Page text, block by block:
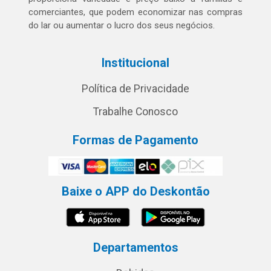
comerciantes, que podem economizar nas compras
do lar ou aumentar o lucro dos seus negócios.
Institucional
Política de Privacidade
Trabalhe Conosco
Formas de Pagamento
Baixe o APP do Deskontão
Departamentos